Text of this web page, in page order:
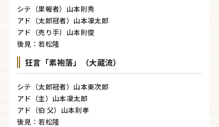
シテ（果報者）山本則秀
アド（太郎冠者）山本凜太郎
アド（売り手）山本則俊
後見：若松隆
狂言「素袍落」（大蔵流）
シテ（太郎冠者）山本東次郎
アド（主）山本凜太郎
アド（伯 父）山本則孝
後見：若松隆